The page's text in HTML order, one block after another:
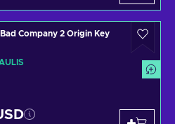
Company 2 Origin Key